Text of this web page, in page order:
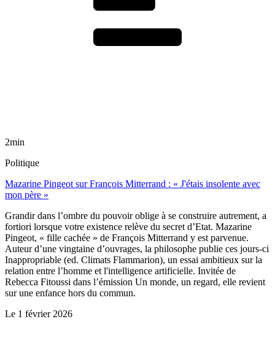
2min
Politique
Mazarine Pingeot sur François Mitterrand : « J'étais insolente avec
mon père »
Grandir dans l’ombre du pouvoir oblige à se construire autrement, a
fortiori lorsque votre existence relève du secret d’Etat. Mazarine
Pingeot, « fille cachée » de François Mitterrand y est parvenue.
Auteur d’une vingtaine d’ouvrages, la philosophe publie ces jours-ci
Inappropriable (ed. Climats Flammarion), un essai ambitieux sur la
relation entre l’homme et l'intelligence artificielle. Invitée de
Rebecca Fitoussi dans l’émission Un monde, un regard, elle revient
sur une enfance hors du commun.
Le 1 février 2026